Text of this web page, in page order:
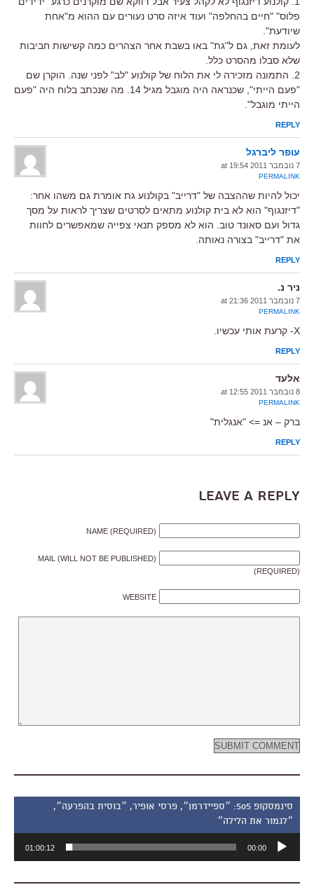
פלוס" "חיים בהחלפה" ועוד איזה סרט נעורים עם ההוא מ"אחת
שיודעת".
לעומת זאת, גם ל"גת" באו בשבת אחר הצהרים כמה קשישות חביבות
שלא סבלו מהסרט כלל.
2. התמונה מזכירה לי את הלוח של קולנוע "לב" לפני שנה. הוקרן שם
"פעם הייתי", שכנראה היה מוגבל מגיל 14. מה שנכתב בלוח היה "פעם
הייתי מוגבל".
REPLY
עופר ליברגל
7 נובמבר 2011 at 19:54
PERMALINK
יכול להיות שההצבה של "דרייב" בקולנוע גת אומרת גם משהו אחר:
"דיזנגוף" הוא לא בית קולנוע מתאים לסרטים שצריך לראות על מסך
גדול ועם סאונד טוב. הוא לא מספק תנאי צפייה שמאפשרים לחוות
את "דרייב" בצורה נאותה.
REPLY
ניר נ.
7 נובמבר 2011 at 21:36
PERMALINK
X- קרעת אותי עכשיו.
REPLY
אלעד
8 נובמבר 2011 at 12:55
PERMALINK
ברק – אנ => "אנגלית"
REPLY
Leave a Reply
NAME (REQUIRED)
MAIL (WILL NOT BE PUBLISHED)
(REQUIRED)
WEBSITE
סינמסקופ 505: ״ספיידרמן״, פרסי אופיר, ״בוסית בהפרעה״,
״לגמור את הלילה״
אודיו
00:00
01:00:12